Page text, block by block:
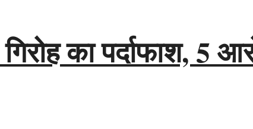
का पर्दाफाश, 5